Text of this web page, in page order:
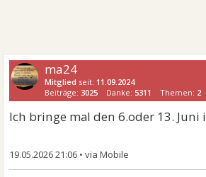
ma24
Mitglied seit: 11.09.2024
Beiträge:3025 Danke:5311 Themen: 2
Ich bringe mal den 6.oder 13. Juni
19.05.2026 21:06 •